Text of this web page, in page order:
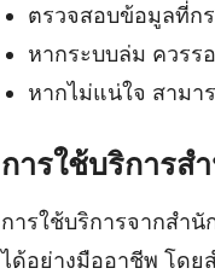
ตรวจสอบข้อมูลที่ก
หากระบบล่ม ควรร
หากไม่แน่ใจ สาม
การใช้บริการส
การใช้บริการจากสำ
ได้อย่างมืออาชีพ โดย